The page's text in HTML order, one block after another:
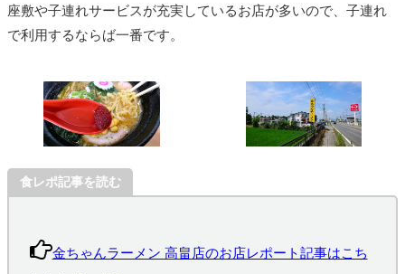
座敷や子連れサービスが充実しているお店が多いので、子連れ
で利用するならば一番です。
食レポ記事を読む
金ちゃんラーメン 高畠店のお店レポート記事はこち